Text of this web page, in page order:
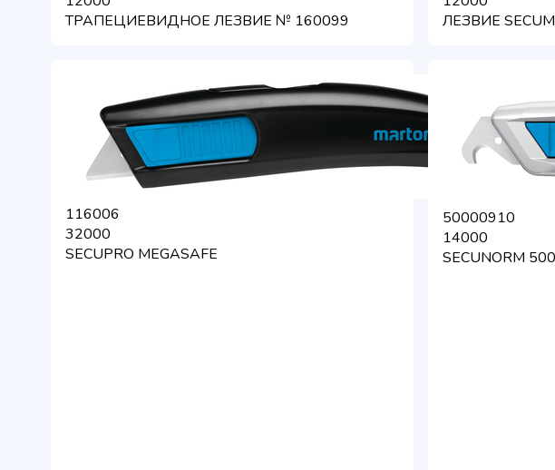
ТРАПЕЦИЕВИДНОЕ ЛЕЗВИЕ № 160099
ЛЕЗВИЕ
116006
32000
SECUPRO MEGASAFE
50000910
14000
SECUNORM 500